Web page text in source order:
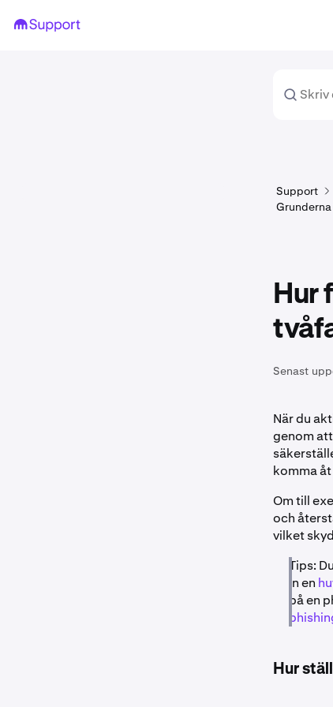
Support
Hur
Senast
När du
genom
komma
Om till
och
vilket
Tips:
in en
på en
Hur